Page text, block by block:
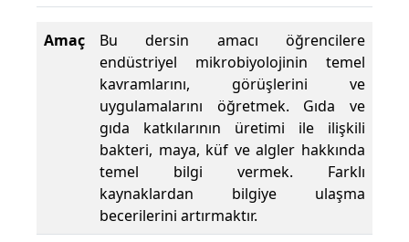
Amaç
Bu dersin amacı öğrencilere
endüstriyel mikrobiyolojinin temel
kavramlarını, görüşlerini ve
uygulamalarını öğretmek. Gıda ve
gıda katkılarının üretimi ile ilişkili
bakteri, maya, küf ve algler hakkında
temel bilgi vermek. Farklı
kaynaklardan bilgiye ulaşma
becerilerini artırmaktır.